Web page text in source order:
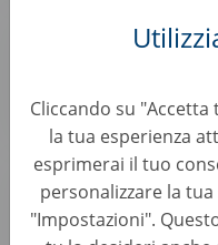
Cliccando su
la tua esperienza
esprimerai il tuo
personalizzare la
"Impostazioni".
Bürokraft /
Kenntnissen (d/m/
wirkaufendeinauto.de
Bürokraft /
Kenntnissen (d/m/
Backoffice & Operational